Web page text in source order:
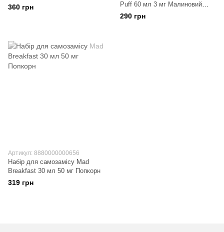
360 грн
Puff 60 мл 3 мг Малиновий
Десерт
290 грн
Артикул: 8880000000656
Набір для самозамісу Mad
Breakfast 30 мл 50 мг Попкорн
319 грн